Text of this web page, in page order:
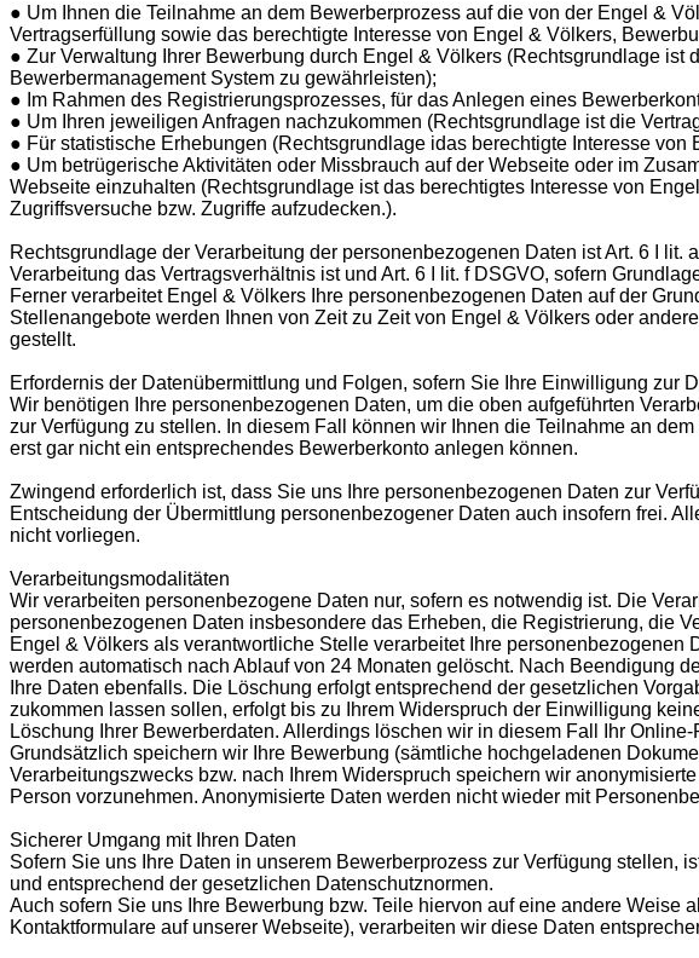
● Um Ihnen die Teilnahme an dem Bewerberprozess auf die von der Engel &
Vertragserfüllung sowie das berechtigte Interesse von Engel & Völkers,
● Zur Verwaltung Ihrer Bewerbung durch Engel & Völkers (Rechtsgrundlage
Bewerbermanagement System zu gewährleisten);
● Im Rahmen des Registrierungsprozesses, für das Anlegen eines
● Um Ihren jeweiligen Anfragen nachzukommen (Rechtsgrundlage ist die
● Für statistische Erhebungen (Rechtsgrundlage idas berechtigte Interesse
● Um betrügerische Aktivitäten oder Missbrauch auf der Webseite oder im
Webseite einzuhalten (Rechtsgrundlage ist das berechtigtes Interesse von
Zugriffsversuche bzw. Zugriffe aufzudecken.).
Rechtsgrundlage der Verarbeitung der personenbezogenen Daten ist Art. 6 I
Verarbeitung das Vertragsverhältnis ist und Art. 6 I lit. f DSGVO, sofern
Ferner verarbeitet Engel & Völkers Ihre personenbezogenen Daten auf der
Stellenangebote werden Ihnen von Zeit zu Zeit von Engel & Völkers oder
gestellt.
Erfordernis der Datenübermittlung und Folgen, sofern Sie Ihre Einwilligung zur
Wir benötigen Ihre personenbezogenen Daten, um die oben aufgeführten
zur Verfügung zu stellen. In diesem Fall können wir Ihnen die Teilnahme an
erst gar nicht ein entsprechendes Bewerberkonto anlegen können.
Zwingend erforderlich ist, dass Sie uns Ihre personenbezogenen Daten zur
Entscheidung der Übermittlung personenbezogener Daten auch insofern frei.
nicht vorliegen.
Verarbeitungsmodalitäten
Wir verarbeiten personenbezogene Daten nur, sofern es notwendig ist. Die
personenbezogenen Daten insbesondere das Erheben, die Registrierung, die
Engel & Völkers als verantwortliche Stelle verarbeitet Ihre
werden automatisch nach Ablauf von 24 Monaten gelöscht. Nach Beendigung
Ihre Daten ebenfalls. Die Löschung erfolgt entsprechend der gesetzlichen
zukommen lassen sollen, erfolgt bis zu Ihrem Widerspruch der Einwilligung
Löschung Ihrer Bewerberdaten. Allerdings löschen wir in diesem Fall Ihr Online-
Grundsätzlich speichern wir Ihre Bewerbung (sämtliche hochgeladenen
Verarbeitungszwecks bzw. nach Ihrem Widerspruch speichern wir
Person vorzunehmen. Anonymisierte Daten werden nicht wieder mit
Sicherer Umgang mit Ihren Daten
Sofern Sie uns Ihre Daten in unserem Bewerberprozess zur Verfügung stellen,
und entsprechend der gesetzlichen Datenschutznormen.
Auch sofern Sie uns Ihre Bewerbung bzw. Teile hiervon auf eine andere
Kontaktformulare auf unserer Webseite), verarbeiten wir diese Daten